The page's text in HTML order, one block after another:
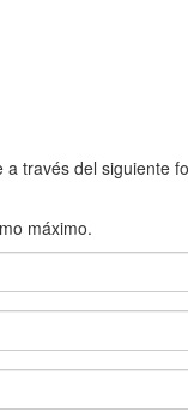
del
máximo.